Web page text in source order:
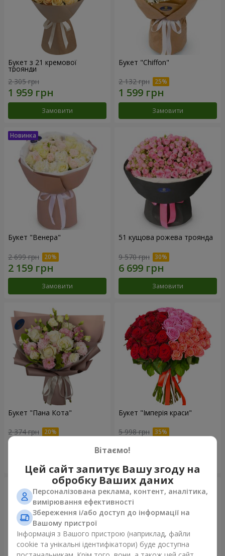
Букет з 21 кремової
троянди
2 305 грн
Замовити
Букет "Chiffon"
2 132 грн
Замовити
Букет "Венера"
2 699 грн
Замовити
51 кущова рожева троянда
9 570 грн
Замовити
Букет "Пана Кота"
2 374 грн
Букет "Імперія краси"
5 998 грн
Вітаємо!
Цей сайт запитує Вашу згоду на
обробку Ваших даних
Персоналізована реклама, контент, аналітика,
вимірювання ефективності
Збереження і/або доступ до інформації на
Вашому пристрої
Інформація з Вашого пристрою (наприклад, файли
cookie та унікальні ідентифікатори) буде доступна